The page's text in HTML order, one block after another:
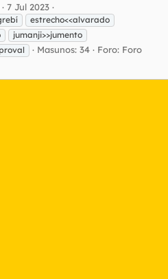
7 Jul 2023
estrecho<<alvarado
jumanji>>jumento
Masunos: 34 Foro: Foro